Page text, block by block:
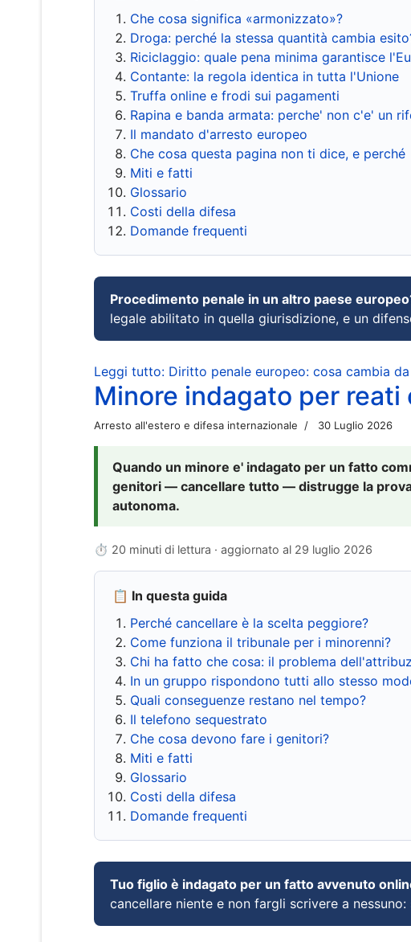
Che cosa significa «armonizzato»?
Droga: perché la stessa quantità cambia
Riciclaggio: quale pena minima garantisce
Contante: la regola identica in tutta l'Unione
Truffa online e frodi sui pagamenti
Rapina e banda armata: perche' non c'e' un
Il mandato d'arresto europeo
Che cosa questa pagina non ti dice, e perché
Miti e fatti
Glossario
Costi della difesa
Domande frequenti
Procedimento penale in un altro paese
legale abilitato in quella giurisdizione, e un
Leggi tutto: Diritto penale europeo: cosa cambia
Minore indagato per reati
Arresto all'estero e difesa internazionale 30 Luglio 2026
Quando un minore e' indagato per un fatto
genitori — cancellare tutto — distrugge la
autonoma.
⏱ 20 minuti di lettura · aggiornato al 29 luglio 2026
📋 In questa guida
Perché cancellare è la scelta peggiore?
Come funziona il tribunale per i minorenni?
Chi ha fatto che cosa: il problema
In un gruppo rispondono tutti allo stesso
Quali conseguenze restano nel tempo?
Il telefono sequestrato
Che cosa devono fare i genitori?
Miti e fatti
Glossario
Costi della difesa
Domande frequenti
Tuo figlio è indagato per un fatto avvenuto
cancellare niente e non fargli scrivere a